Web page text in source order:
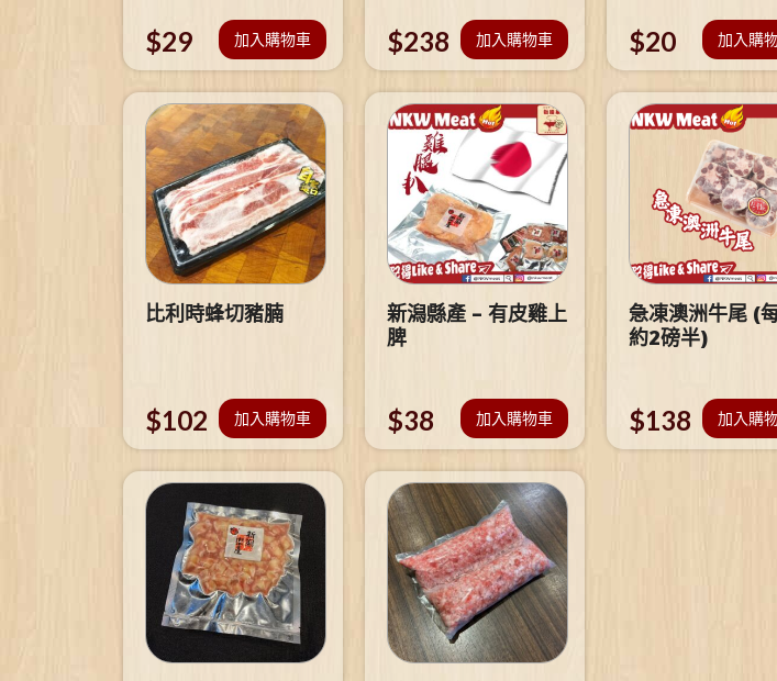
$29 加入購物車 $238 加入購物車 $20 加入購
比利時蜂切豬腩
$102 加入購物車
新潟縣產 – 有皮雞上
脾
$38 加入購物車
急凍澳洲牛尾 (
約2磅半)
$138 加入購